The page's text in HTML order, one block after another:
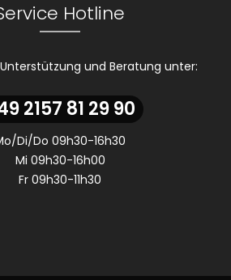
Hotline
und Beratung unter:
2157 81 29 90
Di/Do 09h30-16h30
Mi 09h30-16h00
Fr 09h30-11h30